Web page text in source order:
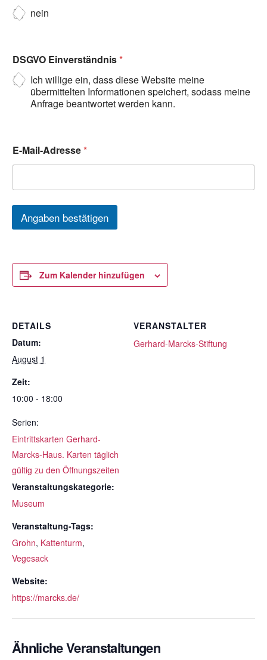
nein
DSGVO Einverständnis*
Ich willige ein, dass diese Website meine
übermittelten Informationen speichert, sodass meine
Anfrage beantwortet werden kann.
E-Mail-Adresse*
Angaben bestätigen
Zum Kalender hinzufügen
DETAILS
Datum:
August 1
Zeit:
10:00 - 18:00
Serien:
Eintrittskarten Gerhard-
Marcks-Haus. Karten täglich
gültig zu den Öffnungszeiten
Veranstaltungskategorie:
Museum
Veranstaltung-Tags:
Grohn, Kattenturm,
Vegesack
Website:
https://marcks.de/
VERANSTALTER
Gerhard-Marcks-Stiftung
Ähnliche Veranstaltungen